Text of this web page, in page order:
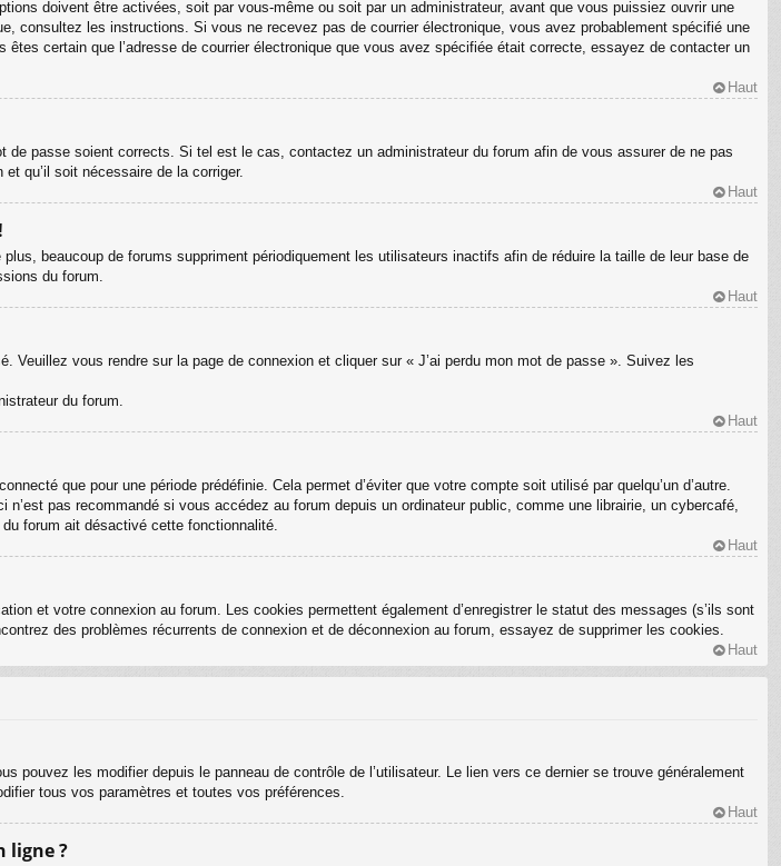
doivent être activées, soit par vous-même ou soit par un administrateur, avant que vous puissiez ouvrir une
les instructions. Si vous ne recevez pas de courrier électronique, vous avez probablement spécifié une
certain que l’adresse de courrier électronique que vous avez spécifiée était correcte, essayez de contacter un
Haut
passe soient corrects. Si tel est le cas, contactez un administrateur du forum afin de vous assurer de ne pas
qu’il soit nécessaire de la corriger.
Haut
beaucoup de forums suppriment périodiquement les utilisateurs inactifs afin de réduire la taille de leur base de
du forum.
Haut
vous rendre sur la page de connexion et cliquer sur « J’ai perdu mon mot de passe ». Suivez les
du forum.
Haut
que pour une période prédéfinie. Cela permet d’éviter que votre compte soit utilisé par quelqu’un d’autre.
pas recommandé si vous accédez au forum depuis un ordinateur public, comme une librairie, un cybercafé,
forum ait désactivé cette fonctionnalité.
Haut
et votre connexion au forum. Les cookies permettent également d’enregistrer le statut des messages (s’ils sont
des problèmes récurrents de connexion et de déconnexion au forum, essayez de supprimer les cookies.
Haut
les modifier depuis le panneau de contrôle de l’utilisateur. Le lien vers ce dernier se trouve généralement
tous vos paramètres et toutes vos préférences.
Haut
ligne ?